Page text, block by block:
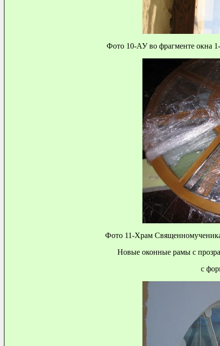
Фото 10-АУ во фрагменте окна
Фото 11-Храм
Новые оконные рамы с
с